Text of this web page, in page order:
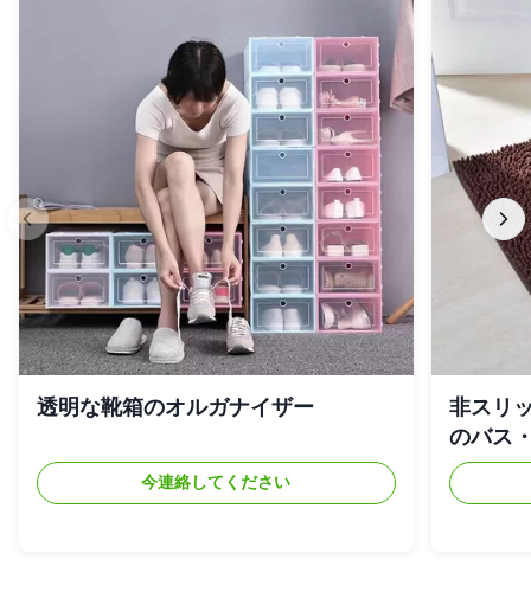
透明な靴箱のオルガナイザー
今連絡してください
非スリ
のバス